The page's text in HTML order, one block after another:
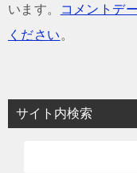
います。
コメントデ
ください 。
サイト内検索